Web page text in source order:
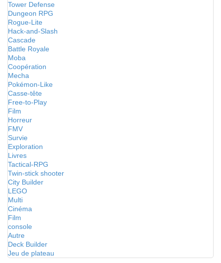
Tower Defense
Dungeon RPG
Rogue-Lite
Hack-and-Slash
Cascade
Battle Royale
Moba
Coopération
Mecha
Pokémon-Like
Casse-tête
Free-to-Play
Film
Horreur
FMV
Survie
Exploration
Livres
Tactical-RPG
Twin-stick shooter
City Builder
LEGO
Multi
Cinéma
Film
console
Autre
Deck Builder
Jeu de plateau